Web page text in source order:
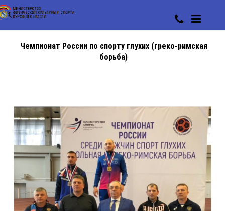
Чемпионат России по спорту глухих (греко-римская
борьба)